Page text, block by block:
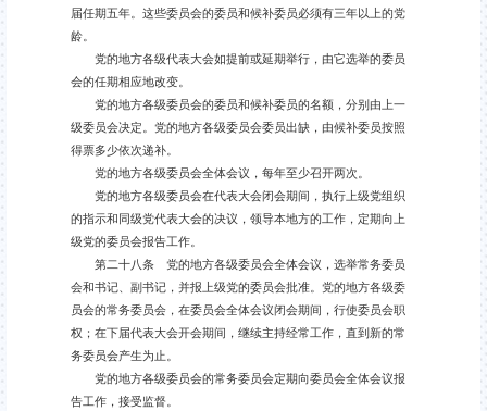
届任期五年。这些委员会的委员和候补委员必须有三年以上的党
龄。
党的地方各级代表大会如提前或延期举行，由它选举的委员
会的任期相应地改变。
党的地方各级委员会的委员和候补委员的名额，分别由上一
级委员会决定。党的地方各级委员会委员出缺，由候补委员按照
得票多少依次递补。
党的地方各级委员会全体会议，每年至少召开两次。
党的地方各级委员会在代表大会闭会期间，执行上级党组织
的指示和同级党代表大会的决议，领导本地方的工作，定期向上
级党的委员会报告工作。
第二十八条 党的地方各级委员会全体会议，选举常务委员
会和书记、副书记，并报上级党的委员会批准。党的地方各级委
员会的常务委员会，在委员会全体会议闭会期间，行使委员会职
权；在下届代表大会开会期间，继续主持经常工作，直到新的常
务委员会产生为止。
党的地方各级委员会的常务委员会定期向委员会全体会议报
告工作，接受监督。